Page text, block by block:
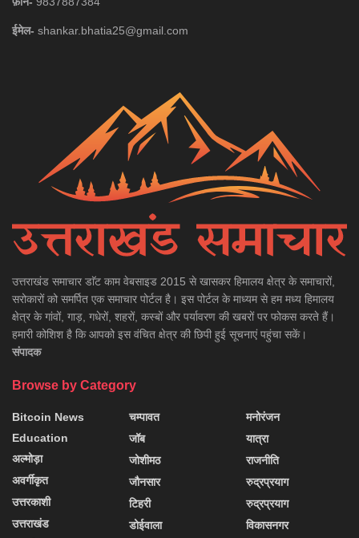
ईमेल- shankar.bhatia25@gmail.com
उत्तराखंड समाचार डाॅट काम वेबसाइड 2015 से खासकर हिमालय क्षेत्र के समाचारों,
सरोकारों को समर्पित एक समाचार पोर्टल है। इस पोर्टल के माध्यम से हम मध्य हिमालय
क्षेत्र के गांवों, गाड़, गधेरों, शहरों, कस्बों और पर्यावरण की खबरों पर फोकस करते हैं।
हमारी कोशिश है कि आपको इस वंचित क्षेत्र की छिपी हुई सूचनाएं पहुंचा सकें।
संपादक
Browse by Category
Bitcoin News
Education
अल्मोड़ा
अवर्गीकृत
उत्तरकाशी
उत्तराखंड
चम्पावत
जॉब
जोशीमठ
जौनसार
टिहरी
डोईवाला
मनोरंजन
यात्रा
राजनीति
रुद्रप्रयाग
रुद्रप्रयाग
विकासनगर